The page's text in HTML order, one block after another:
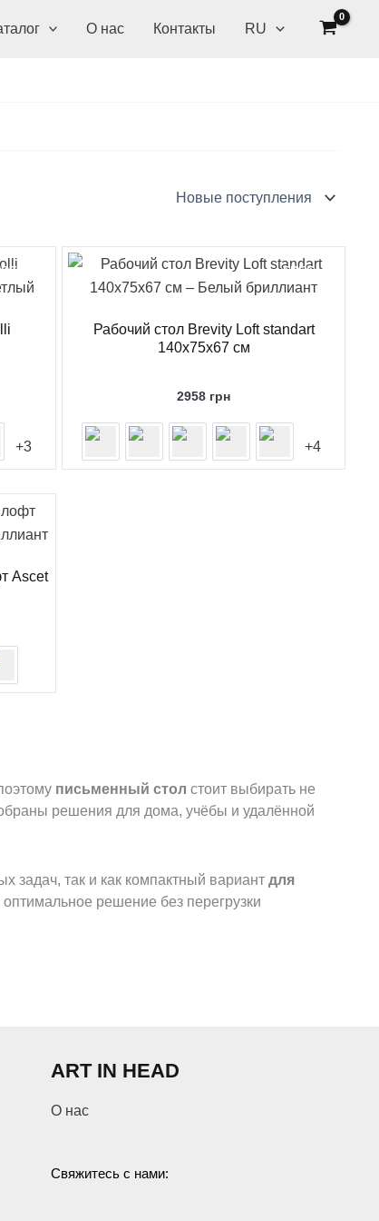
О нас Контакты RU
+3
FREE
Рабочий стол Brevity Loft standart
140x75x67 см
2958 грн
+4
Asсet
письменный стол стоит выбирать не
решения для дома, учёбы и удалённой
задач, так и как компактный вариант для
решение без перегрузки
ART IN HEAD
О нас
Свяжитесь с нами: